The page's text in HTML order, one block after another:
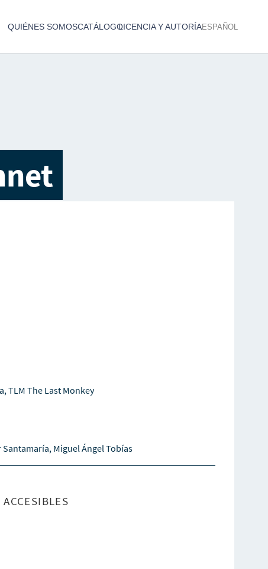
QUIÉNES SOMOSCATÁLOGOLICENCIA Y AUTORÍAESPAÑOL
TLM The Last Monkey
Miguel Ángel Tobías